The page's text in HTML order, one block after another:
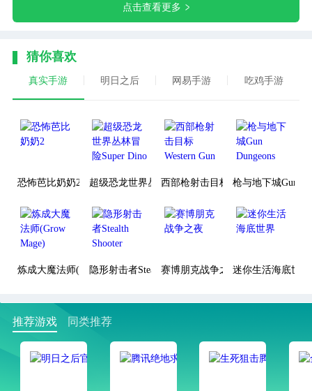
点击查看更多
猜你喜欢
真实手游 明日之后 网易手游 吃鸡手游
恐怖芭比奶奶2 超级恐龙世界丛林冒险Super Dino
西部枪射击目标Western Gun
枪与地下城Gun
炼成大魔法师(Grow Mage)隐形射击者Stealth Shooter赛博朋克战争之夜迷你生活海底世界
推荐游戏 同类推荐